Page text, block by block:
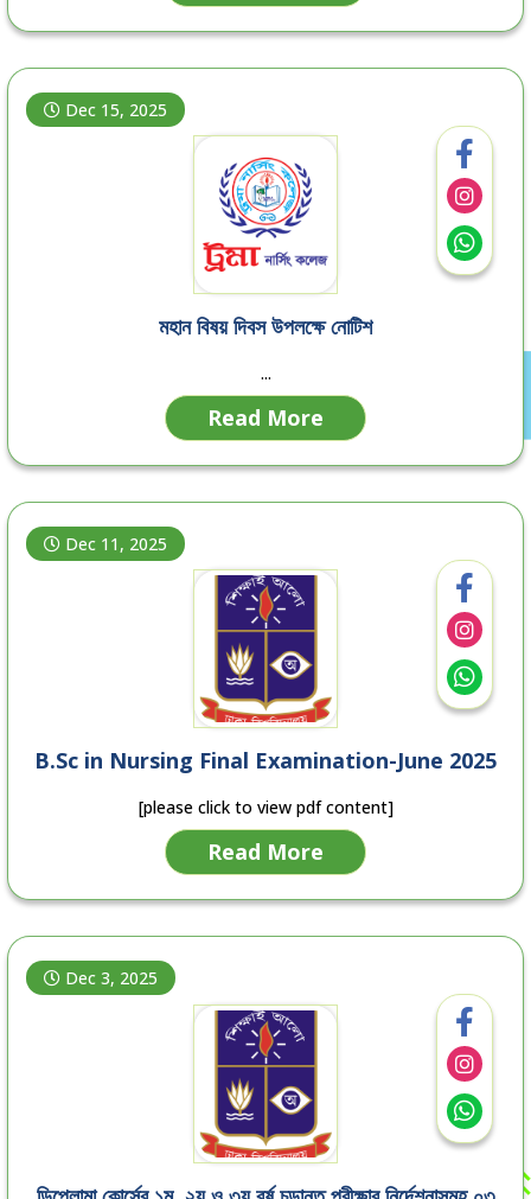
Dec 15, 2025
মহান বিষয় দিবস উপলক্ষে নোটিশ
...
Read More
Dec 11, 2025
B.Sc in Nursing Final Examination-June 2025
[please click to view pdf content]
Read More
Dec 3, 2025